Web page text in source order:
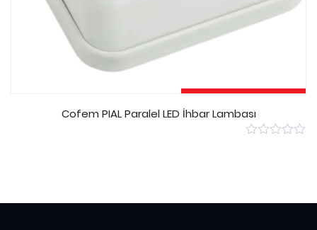
Cofem PIAL Paralel LED İhbar Lambası